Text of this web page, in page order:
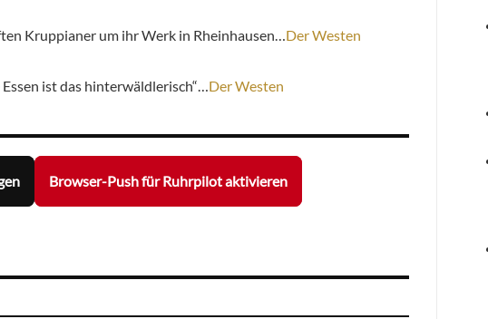
Kruppianer um ihr Werk in Rheinhausen… Der Westen
ist das hinterwäldlerisch“… Der Westen
Browser-Push für Ruhrpilot aktivieren